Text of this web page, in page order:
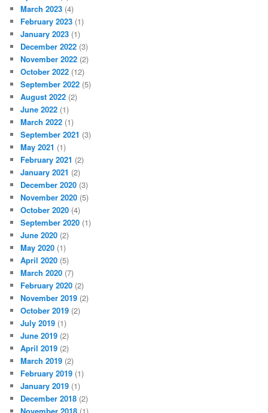
March 2023 (4)
February 2023 (1)
January 2023 (1)
December 2022 (3)
November 2022 (2)
October 2022 (12)
September 2022 (5)
August 2022 (2)
June 2022 (1)
March 2022 (1)
September 2021 (3)
May 2021 (1)
February 2021 (2)
January 2021 (2)
December 2020 (3)
November 2020 (5)
October 2020 (4)
September 2020 (1)
June 2020 (2)
May 2020 (1)
April 2020 (5)
March 2020 (7)
February 2020 (2)
November 2019 (2)
October 2019 (2)
July 2019 (1)
June 2019 (2)
April 2019 (2)
March 2019 (2)
February 2019 (1)
January 2019 (1)
December 2018 (2)